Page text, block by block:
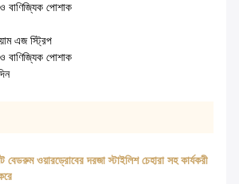
বাণিজ্যিক পোশাক
এজ স্ট্রিপ
বাণিজ্যিক পোশাক
বেডরুম ওয়ারড্রোবের দরজা স্টাইলিশ চেহারা সহ কার্যকরী